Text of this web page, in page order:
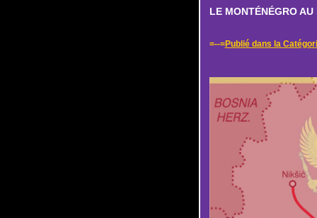
LE MONTÉNÉGRO
=--=Publié dans la